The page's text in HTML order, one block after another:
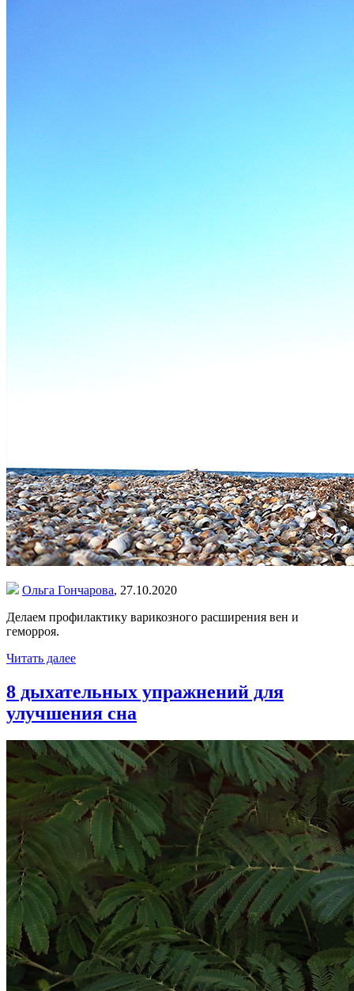
Ольга Гончарова, 27.10.2020
Делаем профилактику варикозного расширения вен и
геморроя.
Читать далее
8 дыхательных упражнений для
улучшения сна